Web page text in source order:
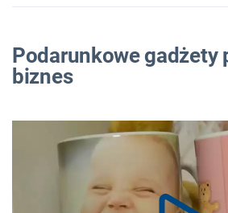
Podarunkowe gadżety
biznes